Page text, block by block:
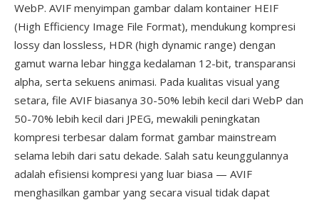
WebP. AVIF menyimpan gambar dalam kontainer HEIF
(High Efficiency Image File Format), mendukung kompresi
lossy dan lossless, HDR (high dynamic range) dengan
gamut warna lebar hingga kedalaman 12-bit, transparansi
alpha, serta sekuens animasi. Pada kualitas visual yang
setara, file AVIF biasanya 30-50% lebih kecil dari WebP dan
50-70% lebih kecil dari JPEG, mewakili peningkatan
kompresi terbesar dalam format gambar mainstream
selama lebih dari satu dekade. Salah satu keunggulannya
adalah efisiensi kompresi yang luar biasa — AVIF
menghasilkan gambar yang secara visual tidak dapat